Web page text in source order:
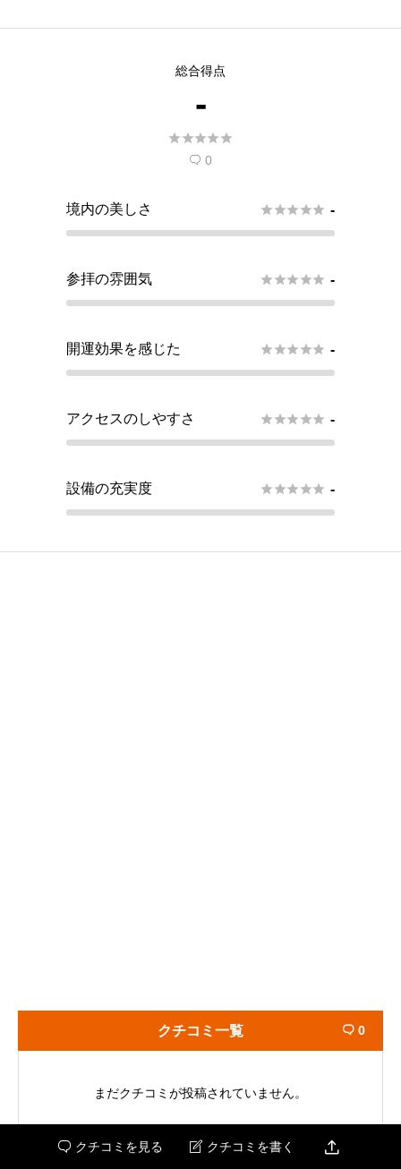
総合得点
-

 0
境内の美しさ  -
参拝の雰囲気  -
開運効果を感じた  -
アクセスのしやすさ  -
設備の充実度  -
クチコミ一覧  0
まだクチコミが投稿されていません。
 クチコミを見る  クチコミを書く 